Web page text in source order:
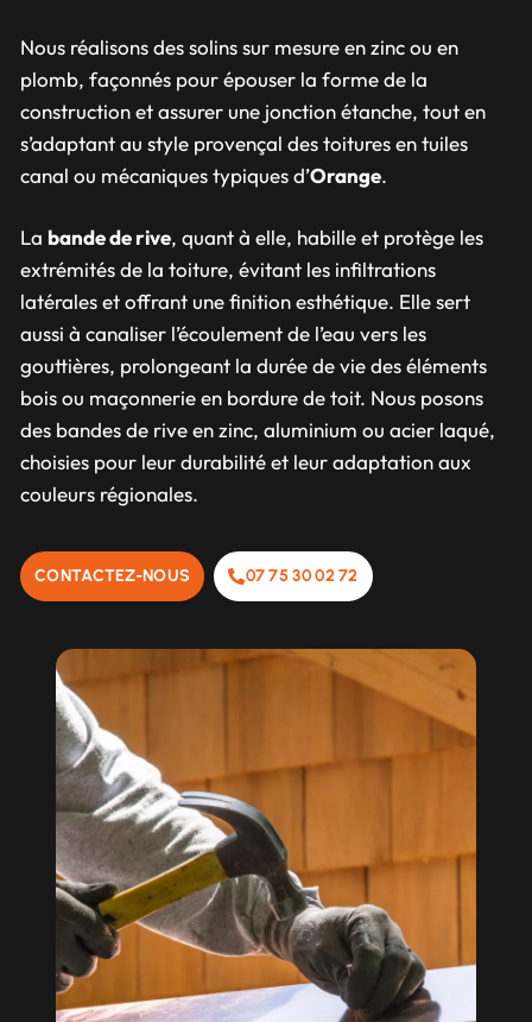
Nous réalisons des solins sur mesure en zinc ou en
plomb, façonnés pour épouser la forme de la
construction et assurer une jonction étanche, tout en
s’adaptant au style provençal des toitures en tuiles
canal ou mécaniques typiques d’Orange.
La bande de rive, quant à elle, habille et protège les
extrémités de la toiture, évitant les infiltrations
latérales et offrant une finition esthétique. Elle sert
aussi à canaliser l’écoulement de l’eau vers les
gouttières, prolongeant la durée de vie des éléments
bois ou maçonnerie en bordure de toit. Nous posons
des bandes de rive en zinc, aluminium ou acier laqué,
choisies pour leur durabilité et leur adaptation aux
couleurs régionales.
CONTACTEZ-NOUS 07 75 30 02 72